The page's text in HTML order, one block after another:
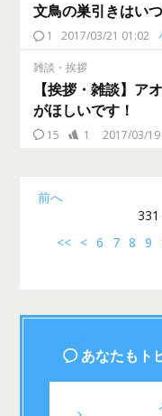
文鳥の巣引きはい
1 2017/03/21 01:02
雑談・挨拶
【挨拶・雑談】ア
がほしいです！
15 1 2017/03/19
前へ
<< < 6 7 8 9
あなたもト